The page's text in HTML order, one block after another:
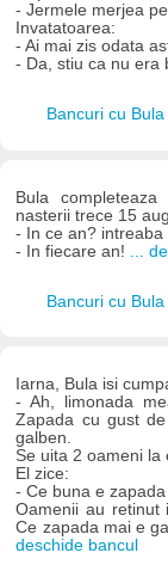
- Jermele merjea
Invatatoarea:
- Ai mai zis odata
- Da, stiu ca nu era
Bancuri cu Bula
Bula
nasterii trece 15
- In ce an? intreaba
- In fiecare an!
...
Bancuri cu Bula
Iarna, Bula isi
- Ah, limonada
Zapada cu gust
galben.
Se uita 2 oameni la
El zice:
- Ce buna e
Oamenii au retinut
Ce zapada mai e
deschide bancul